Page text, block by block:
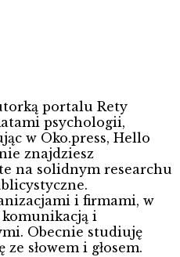
portalu Rety
psychologii,
w Oko.press, Hello
znajdziesz
na solidnym researchu
i firmami, w
komunikacją i
Obecnie studiuję
słowem i głosem.